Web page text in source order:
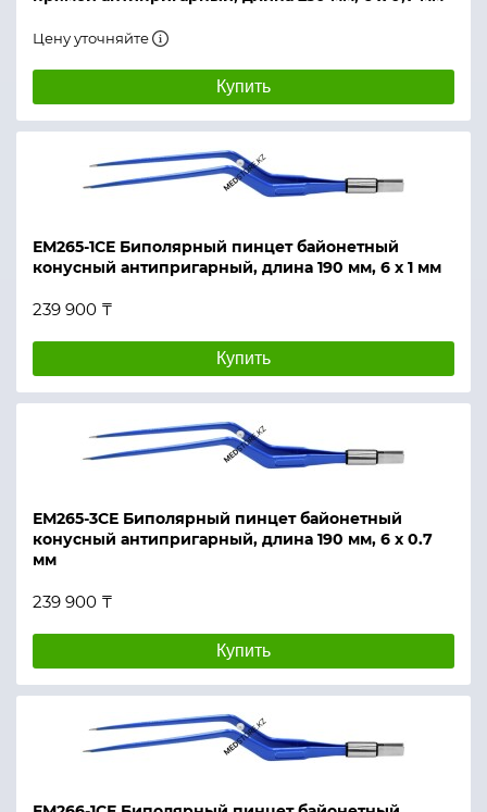
Цену уточняйте
Купить
ЕМ265-1СЕ Биполярный пинцет байонетный
конусный антипригарный, длина 190 мм, 6 х 1 мм
239 900 ₸
Купить
ЕМ265-3СЕ Биполярный пинцет байонетный
конусный антипригарный, длина 190 мм, 6 х 0.7
мм
239 900 ₸
Купить